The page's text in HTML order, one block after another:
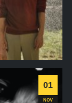
01
NOV